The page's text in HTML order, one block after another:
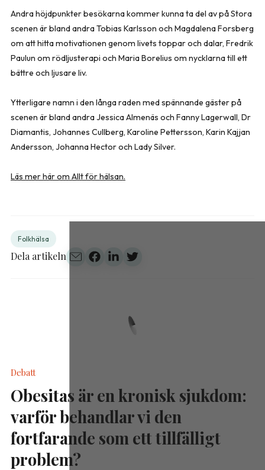
Andra höjdpunkter besökarna kommer kunna ta del av på Stora
scenen är bland andra Tobias Karlsson och Magdalena Forsberg
om att hitta motivationen genom livets toppar och dalar, Fredrik
Paulun om rödljusterapi och Maria Borelius om nycklarna till ett
bättre och ljusare liv.
Ytterligare namn i den långa raden med spännande gäster på
scenen är bland andra Jessica Almenäs och Fanny Lagerwall, Dr
Diamantis, Johannes Cullberg, Karoline Pettersson, Karin Kajjan
Andersson, Johanna Hector och Lady Silver.
Läs mer här om Allt för hälsan.
Folkhälsa
Dela artikeln
Debatt
Obesitas är en kronisk sjukdom:
varför behandlar vi den
fortfarande som ett tillfälligt
problem?